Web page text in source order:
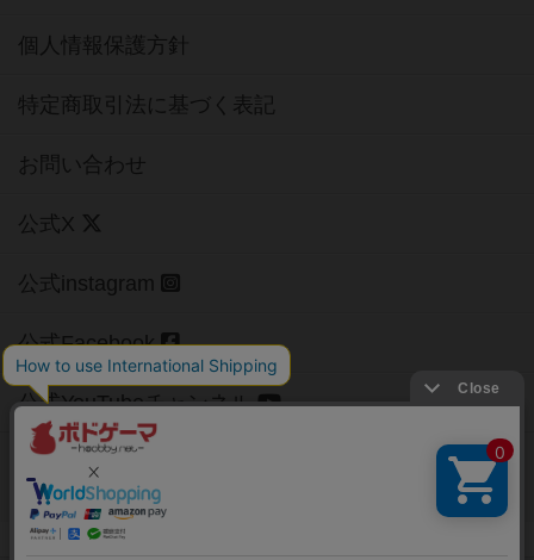
個人情報保護方針
特定商取引法に基づく表記
お問い合わせ
公式X
公式instagram
公式Facebook
公式YouTubeチャンネル